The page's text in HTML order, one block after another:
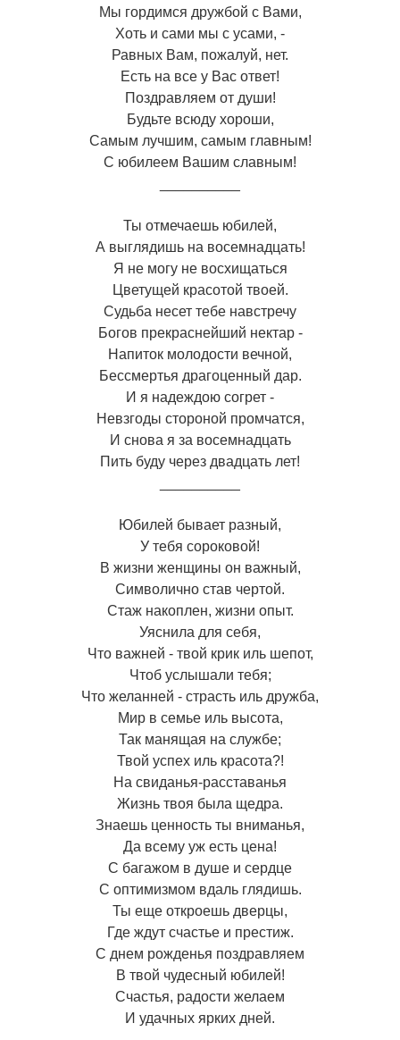
Мы гордимся дружбой с Вами,
Хоть и сами мы с усами, -
Равных Вам, пожалуй, нет.
Есть на все у Вас ответ!
Поздравляем от души!
Будьте всюду хороши,
Самым лучшим, самым главным!
С юбилеем Вашим славным!
Ты отмечаешь юбилей,
А выглядишь на восемнадцать!
Я не могу не восхищаться
Цветущей красотой твоей.
Судьба несет тебе навстречу
Богов прекраснейший нектар -
Напиток молодости вечной,
Бессмертья драгоценный дар.
И я надеждою согрет -
Невзгоды стороной промчатся,
И снова я за восемнадцать
Пить буду через двадцать лет!
Юбилей бывает разный,
У тебя сороковой!
В жизни женщины он важный,
Символично став чертой.
Стаж накоплен, жизни опыт.
Уяснила для себя,
Что важней - твой крик иль шепот,
Чтоб услышали тебя;
Что желанней - страсть иль дружба,
Мир в семье иль высота,
Так манящая на службе;
Твой успех иль красота?!
На свиданья-расставанья
Жизнь твоя была щедра.
Знаешь ценность ты вниманья,
Да всему уж есть цена!
С багажом в душе и сердце
С оптимизмом вдаль глядишь.
Ты еще откроешь дверцы,
Где ждут счастье и престиж.
С днем рожденья поздравляем
В твой чудесный юбилей!
Счастья, радости желаем
И удачных ярких дней.